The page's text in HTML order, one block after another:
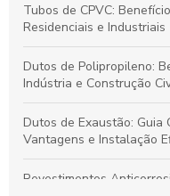
Tubos de CPVC:
Residenciais e Industriais
Dutos de Polipropileno:
Indústria e Construção
Dutos de Exaustão: Guia
Vantagens e Instalação
Revestimentos